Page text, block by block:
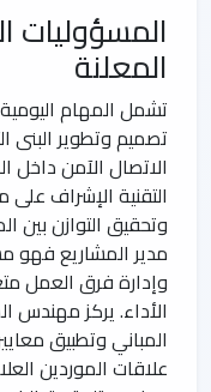
المسؤوليات
المعلنة
تشمل المهام
تصميم وتطوير البنى
الاتصال الآمن داخل
التقنية الإشراف
وتحقيق التوازن بين
مدير المشاريع فهو
وإدارة فرق العمل
الأداء. يركز
المباني وتطبيق
علاقات الموردين